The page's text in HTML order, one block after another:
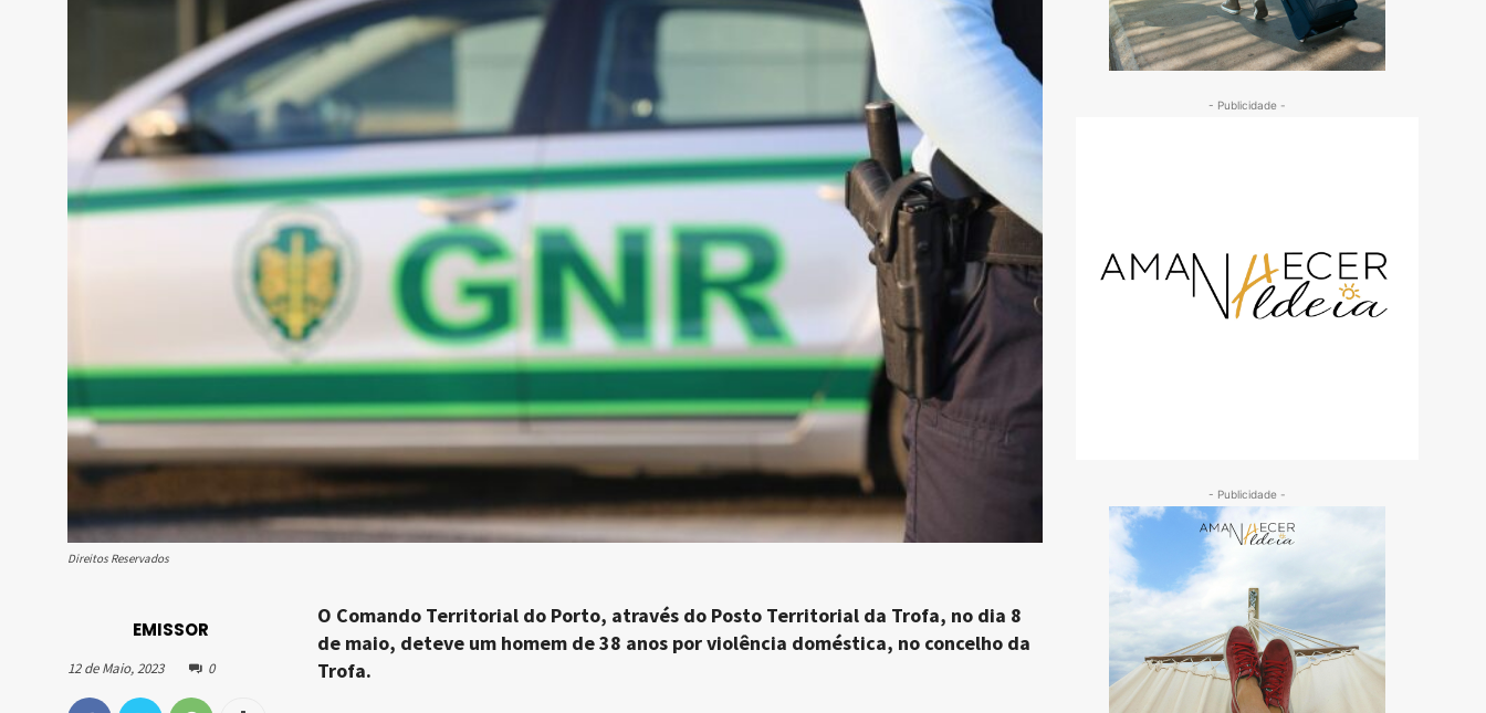
Direitos Reservados
EMISSOR
12 de Maio, 2023 0
O Comando Territorial do Porto, através do Posto Territorial da Trofa, no dia 8
de maio, deteve um homem de 38 anos por violência doméstica, no concelho da
Trofa.
- Publicidade -
- Publicidade -